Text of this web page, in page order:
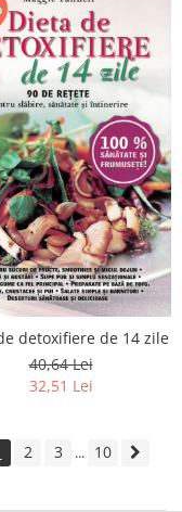
detoxifiere de 14 zile
40,64 Lei
32,51 Lei
2 3 ... 10